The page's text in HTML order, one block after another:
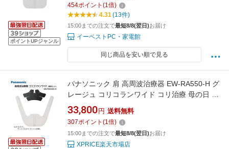
ポイントUPジャンル
454ポイント (1倍)
4.31(13件)
15:00までの注文で最短8/8(翌日)お届け
イーベストPC・家電館
同じ商品を安い順で見る
パナソニック 肩 高周波治療器 EW-RA550-H グ
レージュ コリコランワイド コリ治療 母の日 父
の日 敬老の日 誕生日 ギフト クリスマス プレゼ
ント
33,800 円 送料無料
307ポイント (1倍)
15:00までの注文で最短8/8(翌日)お届け
XPRICE楽天市場店